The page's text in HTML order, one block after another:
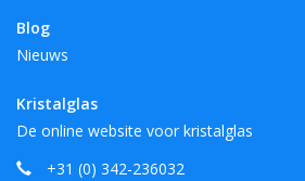
Blog
Nieuws
Kristalglas
De online website voor kristalglas
+31 (0) 342-236032